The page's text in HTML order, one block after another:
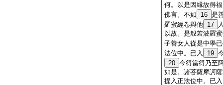
何。以是因縁故得
佛言。不如
16 是
羅蜜經卷與他 17
以故。是般若波羅
子善女人從是中學
法位中。已入
19
20 今得當得乃至
如是。諸菩薩摩訶
提入正法位中。已